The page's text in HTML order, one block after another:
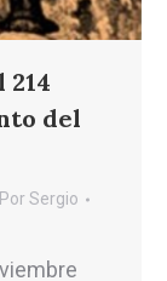
del
PorSergio